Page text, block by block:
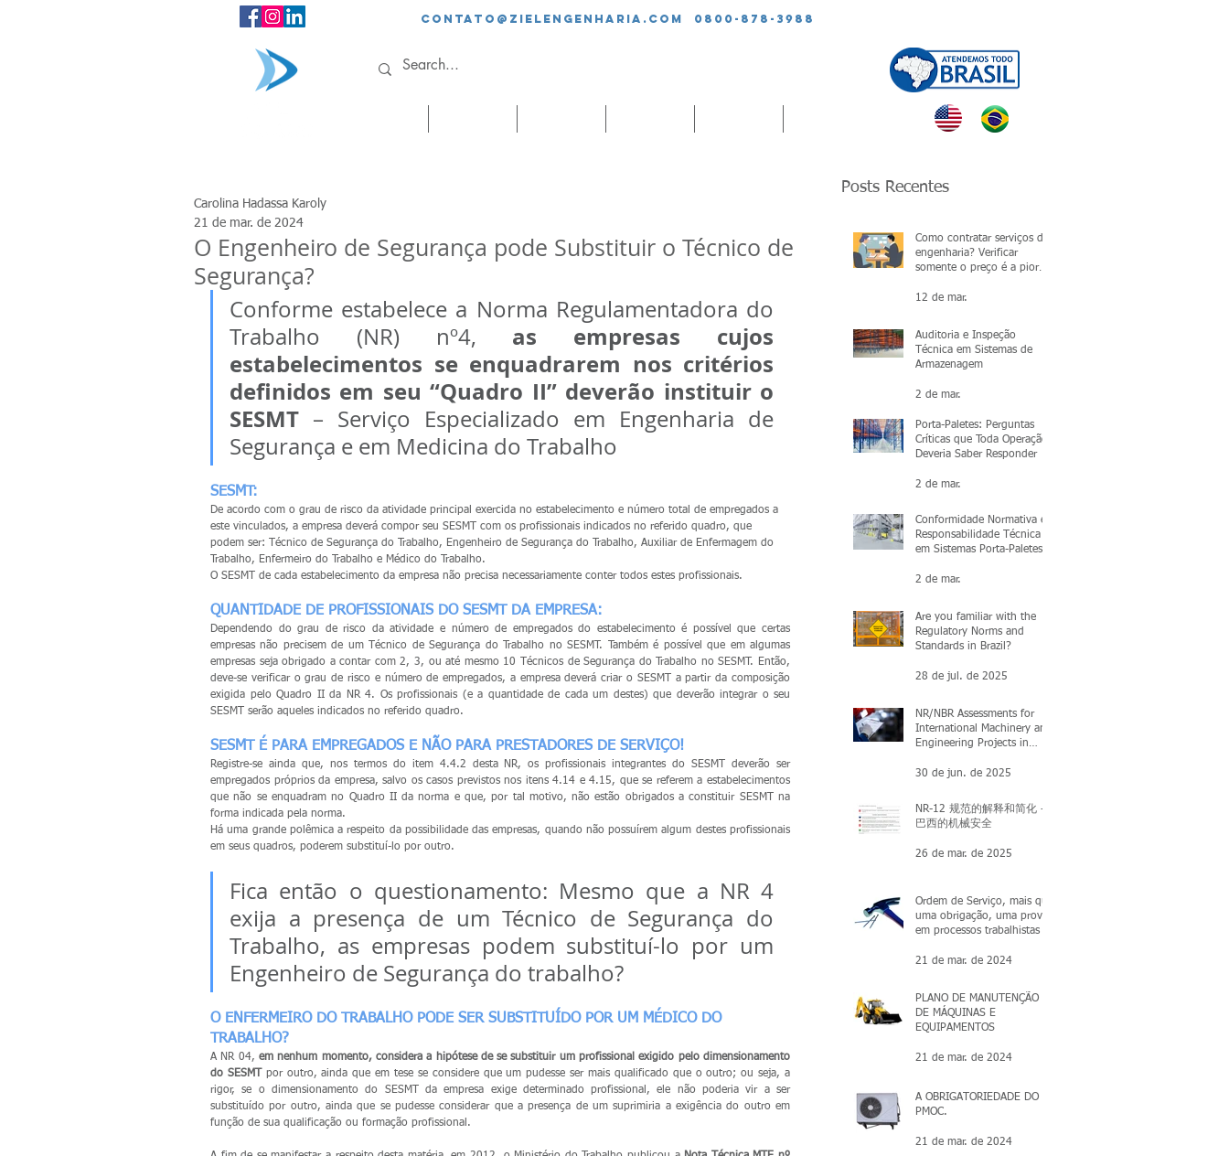
contato@zielengenharia.com 0800-878-3988
O Engenheiro de Segurança pode Substituir o Técnico de
Segurança?
Carolina Hadassa Karoly
21 de mar. de 2024
Conforme estabelece a Norma Regulamentadora do
Trabalho (NR) nº4, as empresas cujos
estabelecimentos se enquadrarem nos critérios
definidos em seu “Quadro II” deverão instituir o
SESMT – Serviço Especializado em Engenharia de
Segurança e em Medicina do Trabalho
SESMT:
De acordo com o grau de risco da atividade principal exercida no estabelecimento e número total de empregados a
este vinculados, a empresa deverá compor seu SESMT com os profissionais indicados no referido quadro, que
podem ser: Técnico de Segurança do Trabalho, Engenheiro de Segurança do Trabalho, Auxiliar de Enfermagem do
Trabalho, Enfermeiro do Trabalho e Médico do Trabalho.
O SESMT de cada estabelecimento da empresa não precisa necessariamente conter todos estes profissionais.
QUANTIDADE DE PROFISSIONAIS DO SESMT DA EMPRESA:
Dependendo do grau de risco da atividade e número de empregados do estabelecimento é possível que certas
empresas não precisem de um Técnico de Segurança do Trabalho no SESMT. Também é possível que em algumas
empresas seja obrigado a contar com 2, 3, ou até mesmo 10 Técnicos de Segurança do Trabalho no SESMT. Então,
deve-se verificar o grau de risco e número de empregados, a empresa deverá criar o SESMT a partir da composição
exigida pelo Quadro II da NR 4. Os profissionais (e a quantidade de cada um destes) que deverão integrar o seu
SESMT serão aqueles indicados no referido quadro.
SESMT É PARA EMPREGADOS E NÃO PARA PRESTADORES DE SERVIÇO!
Registre-se ainda que, nos termos do item 4.4.2 desta NR, os profissionais integrantes do SESMT deverão ser
empregados próprios da empresa, salvo os casos previstos nos itens 4.14 e 4.15, que se referem a estabelecimentos
que não se enquadram no Quadro II da norma e que, por tal motivo, não estão obrigados a constituir SESMT na
forma indicada pela norma.
Há uma grande polêmica a respeito da possibilidade das empresas, quando não possuírem algum destes profissionais
em seus quadros, poderem substituí-lo por outro.
Fica então o questionamento: Mesmo que a NR 4
exija a presença de um Técnico de Segurança do
Trabalho, as empresas podem substituí-lo por um
Engenheiro de Segurança do trabalho?
O ENFERMEIRO DO TRABALHO PODE SER SUBSTITUÍDO POR UM MÉDICO DO
TRABALHO?
A NR 04, em nenhum momento, considera a hipótese de se substituir um profissional exigido pelo dimensionamento
do SESMT
por outro, ainda que em tese se considere que um pudesse ser mais qualificado que o outro; ou seja, a
rigor, se o dimensionamento do SESMT da empresa exige determinado profissional, ele não poderia vir a ser
substituído por outro, ainda que se pudesse considerar que a presença de um suprimiria a exigência do outro em
função de sua qualificação ou formação profissional.
Posts Recentes
Como contratar serviços de
engenharia? Verificar
somente o preço é a pior
12 de mar.
Auditoria e Inspeção
Técnica em Sistemas de
Armazenagem
2 de mar.
Porta-Paletes: Perguntas
Críticas que Toda Operação
Deveria Saber Responder
2 de mar.
Conformidade Normativa e
Responsabilidade Técnica
em Sistemas Porta-Paletes:
2 de mar.
Are you familiar with the
Regulatory Norms and
Standards in Brazil?
28 de jul. de 2025
NR/NBR Assessments for
International Machinery and
Engineering Projects in
30 de jun. de 2025
NR-12 规范的解释和简化 -
巴西的机械安全
26 de mar. de 2025
Ordem de Serviço, mais que
uma obrigação, uma prova
em processos trabalhistas
21 de mar. de 2024
PLANO DE MANUTENÇÃO
DE MÁQUINAS E
EQUIPAMENTOS
21 de mar. de 2024
A OBRIGATORIEDADE DO
PMOC.
21 de mar. de 2024